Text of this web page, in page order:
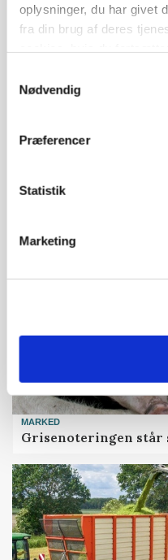
oplysninger, du har givet
fra din brug af deres
Nødvendig
Præferencer
Statistik
Marketing
MASKINER
Forserie til
Markvandring sætter
MARKED
Grisenoteringen står